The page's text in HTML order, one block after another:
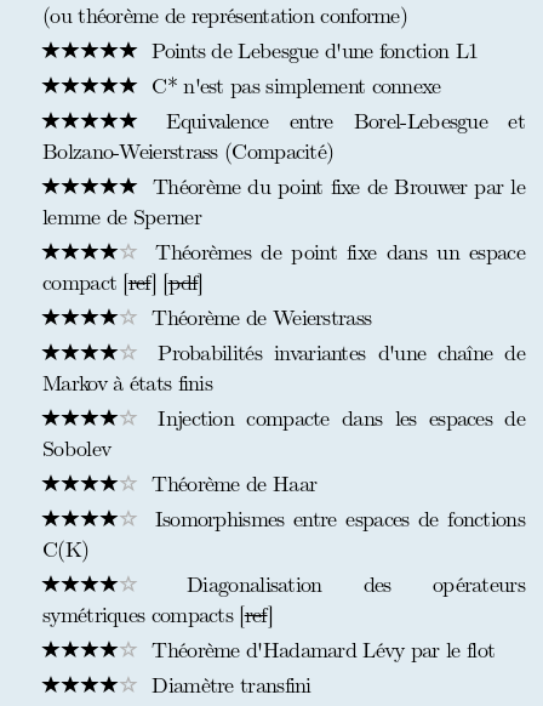
(ou théorème de représentation conforme)
Points de Lebesgue d'une fonction L1
C* n'est pas simplement connexe
Equivalence entre Borel-Lebesgue et
Bolzano-Weierstrass (Compacité)
Théorème du point fixe de Brouwer par le
lemme de Sperner
Théorèmes de point fixe dans un espace
compact [ref] [pdf]
Théorème de Weierstrass
Probabilités invariantes d'une chaîne de
Markov à états finis
Injection compacte dans les espaces de
Sobolev
Théorème de Haar
Isomorphismes entre espaces de fonctions
C(K)
Diagonalisation des opérateurs
symétriques compacts [ref]
Théorème d'Hadamard Lévy par le flot
Diamètre transfini